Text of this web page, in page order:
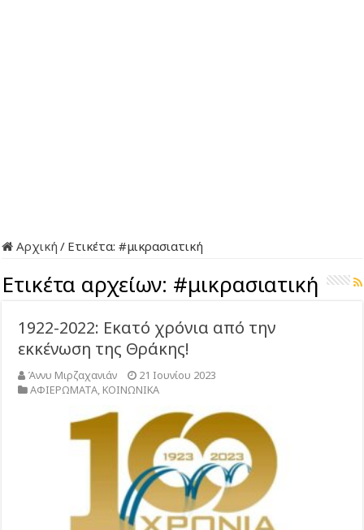
Αρχική / Ετικέτα:#μικρασιατική
Ετικέτα αρχείων: #μικρασιατική
1922-2022: Εκατό χρόνια από την
εκκένωση της Θράκης!
Άννυ Μιρζαχανιάν
21 Ιουνίου 2023
ΑΦΙΕΡΩΜΑΤΑ, ΚΟΙΝΩΝΙΚΑ